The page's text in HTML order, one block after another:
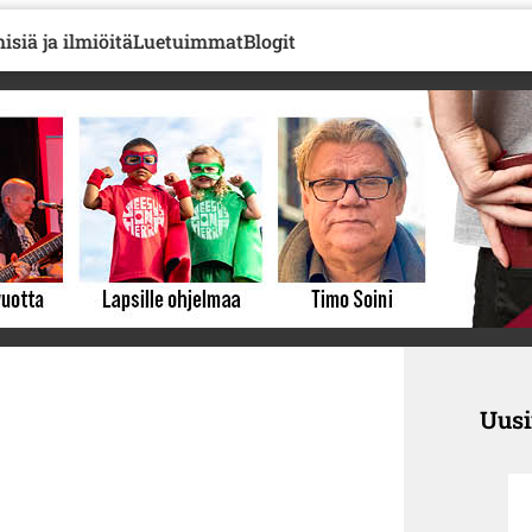
ja ilmiöitäLuetuimmatBlogit